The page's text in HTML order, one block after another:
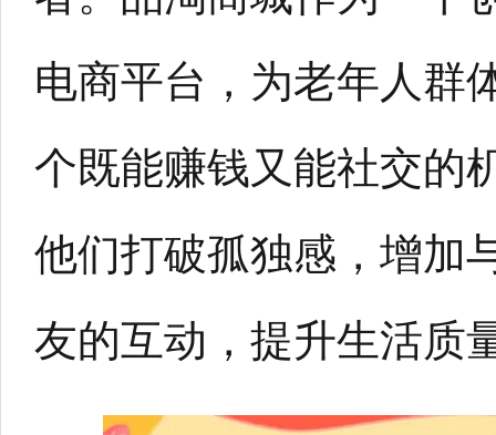
电商平台，为老年人群
个既能赚钱又能社交的
他们打破孤独感，增加
友的互动，提升生活质